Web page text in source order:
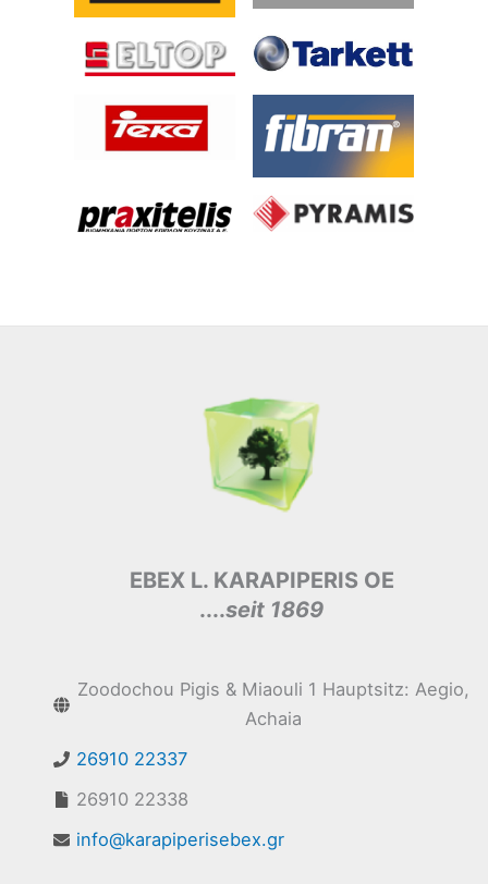
EBEX L. KARAPIPERIS OE
....seit 1869
Zoodochou Pigis & Miaouli 1 Hauptsitz: Aegio,
Achaia
26910 22337
26910 22338
info@karapiperisebex.gr